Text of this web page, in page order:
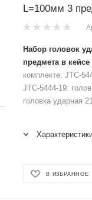
L=100мм 3
Набор головок
предмета в кейсе
комплекте: JTC-
JTC-5444-19:
головка ударная
В ИЗБРАННОЕ